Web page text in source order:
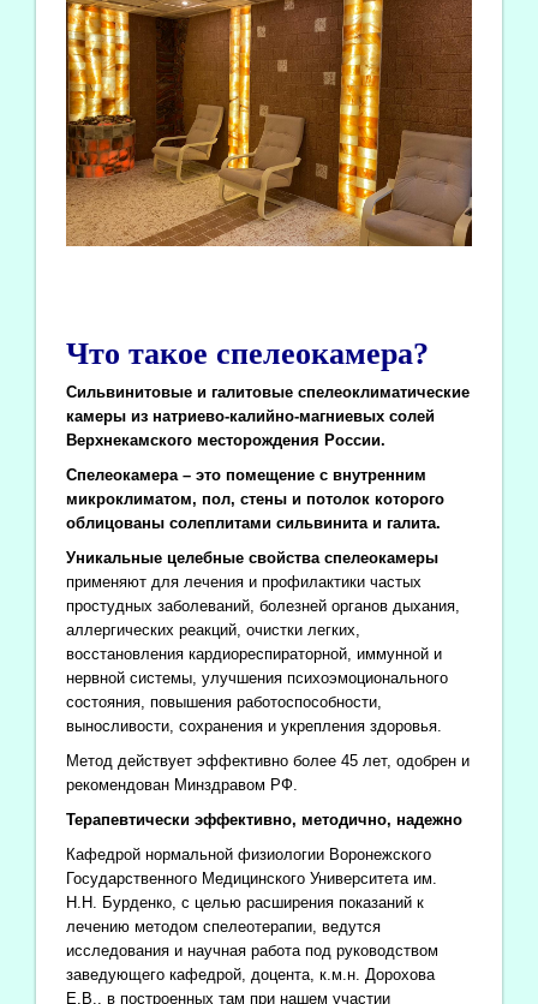
Что такое спелеокамера?
Сильвинитовые и галитовые спелеоклиматические
камеры из натриево-калийно-магниевых солей
Верхнекамского месторождения России.
Спелеокамера – это помещение с внутренним
микроклиматом, пол, стены и потолок которого
облицованы солеплитами сильвинита и галита.
Уникальные целебные свойства спелеокамеры
применяют для лечения и профилактики частых
простудных заболеваний, болезней органов дыхания,
аллергических реакций, очистки легких,
восстановления кардиореспираторной, иммунной и
нервной системы, улучшения психоэмоционального
состояния, повышения работоспособности,
выносливости, сохранения и укрепления здоровья.
Метод действует эффективно более 45 лет, одобрен и
рекомендован Минздравом РФ.
Терапевтически эффективно, методично, надежно
Кафедрой нормальной физиологии Воронежского
Государственного Медицинского Университета им.
Н.Н. Бурденко, с целью расширения показаний к
лечению методом спелеотерапии, ведутся
исследования и научная работа под руководством
заведующего кафедрой, доцента, к.м.н. Дорохова
Е.В., в построенных там при нашем участии